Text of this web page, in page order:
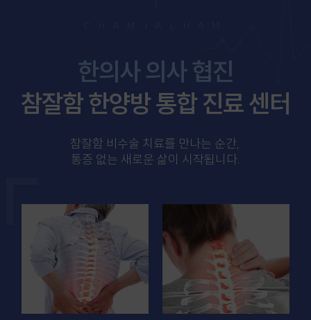
한의사 의사 협진
참잘함 한양방 통합 진료 센터
참잘함 비수술 치료를 만나는 순간,
통증 없는 새로운 삶이 시작됩니다.